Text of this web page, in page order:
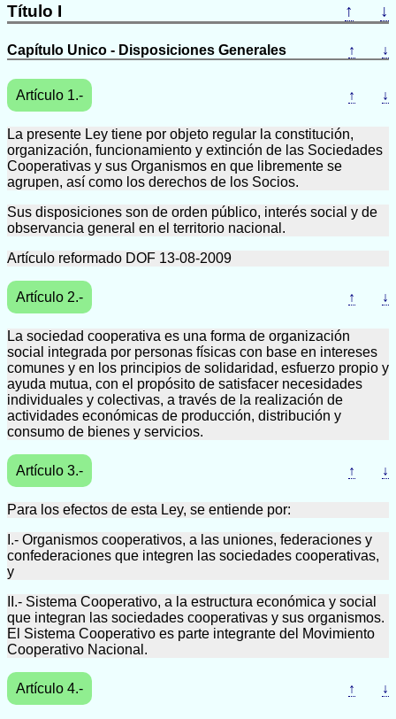
Título I ↑ ↓
Capítulo Unico - Disposiciones Generales ↑ ↓
Artículo 1.- ↑ ↓
La presente Ley tiene por objeto regular la constitución,
organización, funcionamiento y extinción de las Sociedades
Cooperativas y sus Organismos en que libremente se
agrupen, así como los derechos de los Socios.
Sus disposiciones son de orden público, interés social y de
observancia general en el territorio nacional.
Artículo reformado DOF 13-08-2009
Artículo 2.- ↑ ↓
La sociedad cooperativa es una forma de organización
social integrada por personas físicas con base en intereses
comunes y en los principios de solidaridad, esfuerzo propio y
ayuda mutua, con el propósito de satisfacer necesidades
individuales y colectivas, a través de la realización de
actividades económicas de producción, distribución y
consumo de bienes y servicios.
Artículo 3.- ↑ ↓
Para los efectos de esta Ley, se entiende por:
I.- Organismos cooperativos, a las uniones, federaciones y
confederaciones que integren las sociedades cooperativas,
y
II.- Sistema Cooperativo, a la estructura económica y social
que integran las sociedades cooperativas y sus organismos.
El Sistema Cooperativo es parte integrante del Movimiento
Cooperativo Nacional.
Artículo 4.- ↑ ↓